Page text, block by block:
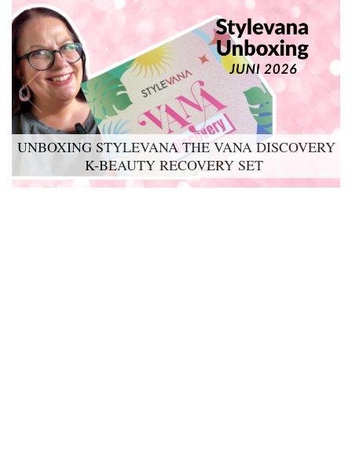
UNBOXING STYLEVANA THE VANA DISCOVERY
K-BEAUTY RECOVERY SET